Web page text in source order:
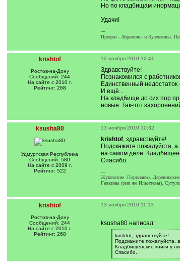
Но по кладбищам
Удачи!
---
Предки - Абрамовы и Кузенковы.
krishtof
Ростов-на-Дону
Сообщений: 244
На сайте с 2010 г.
Рейтинг: 268
12 ноября 2010 12:41
Здравствуйте!
Познакомился с
Единственный недостаток
И ещё...
На кладбище до сих пор
новые. Так-что
ksusha80
Удмуртская Республика
Сообщений: 580
На сайте с 2009 г.
Рейтинг: 522
13 ноября 2010 10:32
krishtof, здравствуйте!
Подскажите пожалуйста,
на самом деле.
Спасибо.
---
Жуковские. Порцианко.
Галкины (они же Ильичевы),
krishtof
Ростов-на-Дону
Сообщений: 244
На сайте с 2010 г.
Рейтинг: 268
13 ноября 2010 11:13
ksusha80 написал:
[
q
]
krishtof, здравствуйте!
Подскажите пожалуйста,
Кладбищенские книги у
Спасибо.
[